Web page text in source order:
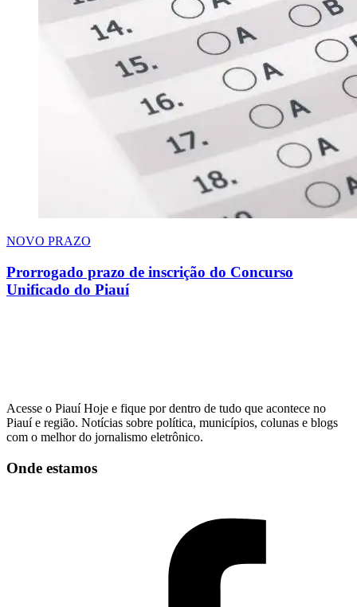
NOVO PRAZO
Prorrogado prazo de inscrição do Concurso
Unificado do Piauí
Acesse o Piauí Hoje e fique por dentro de tudo que acontece no
Piauí e região. Notícias sobre política, municípios, colunas e blogs
com o melhor do jornalismo eletrônico.
Onde estamos